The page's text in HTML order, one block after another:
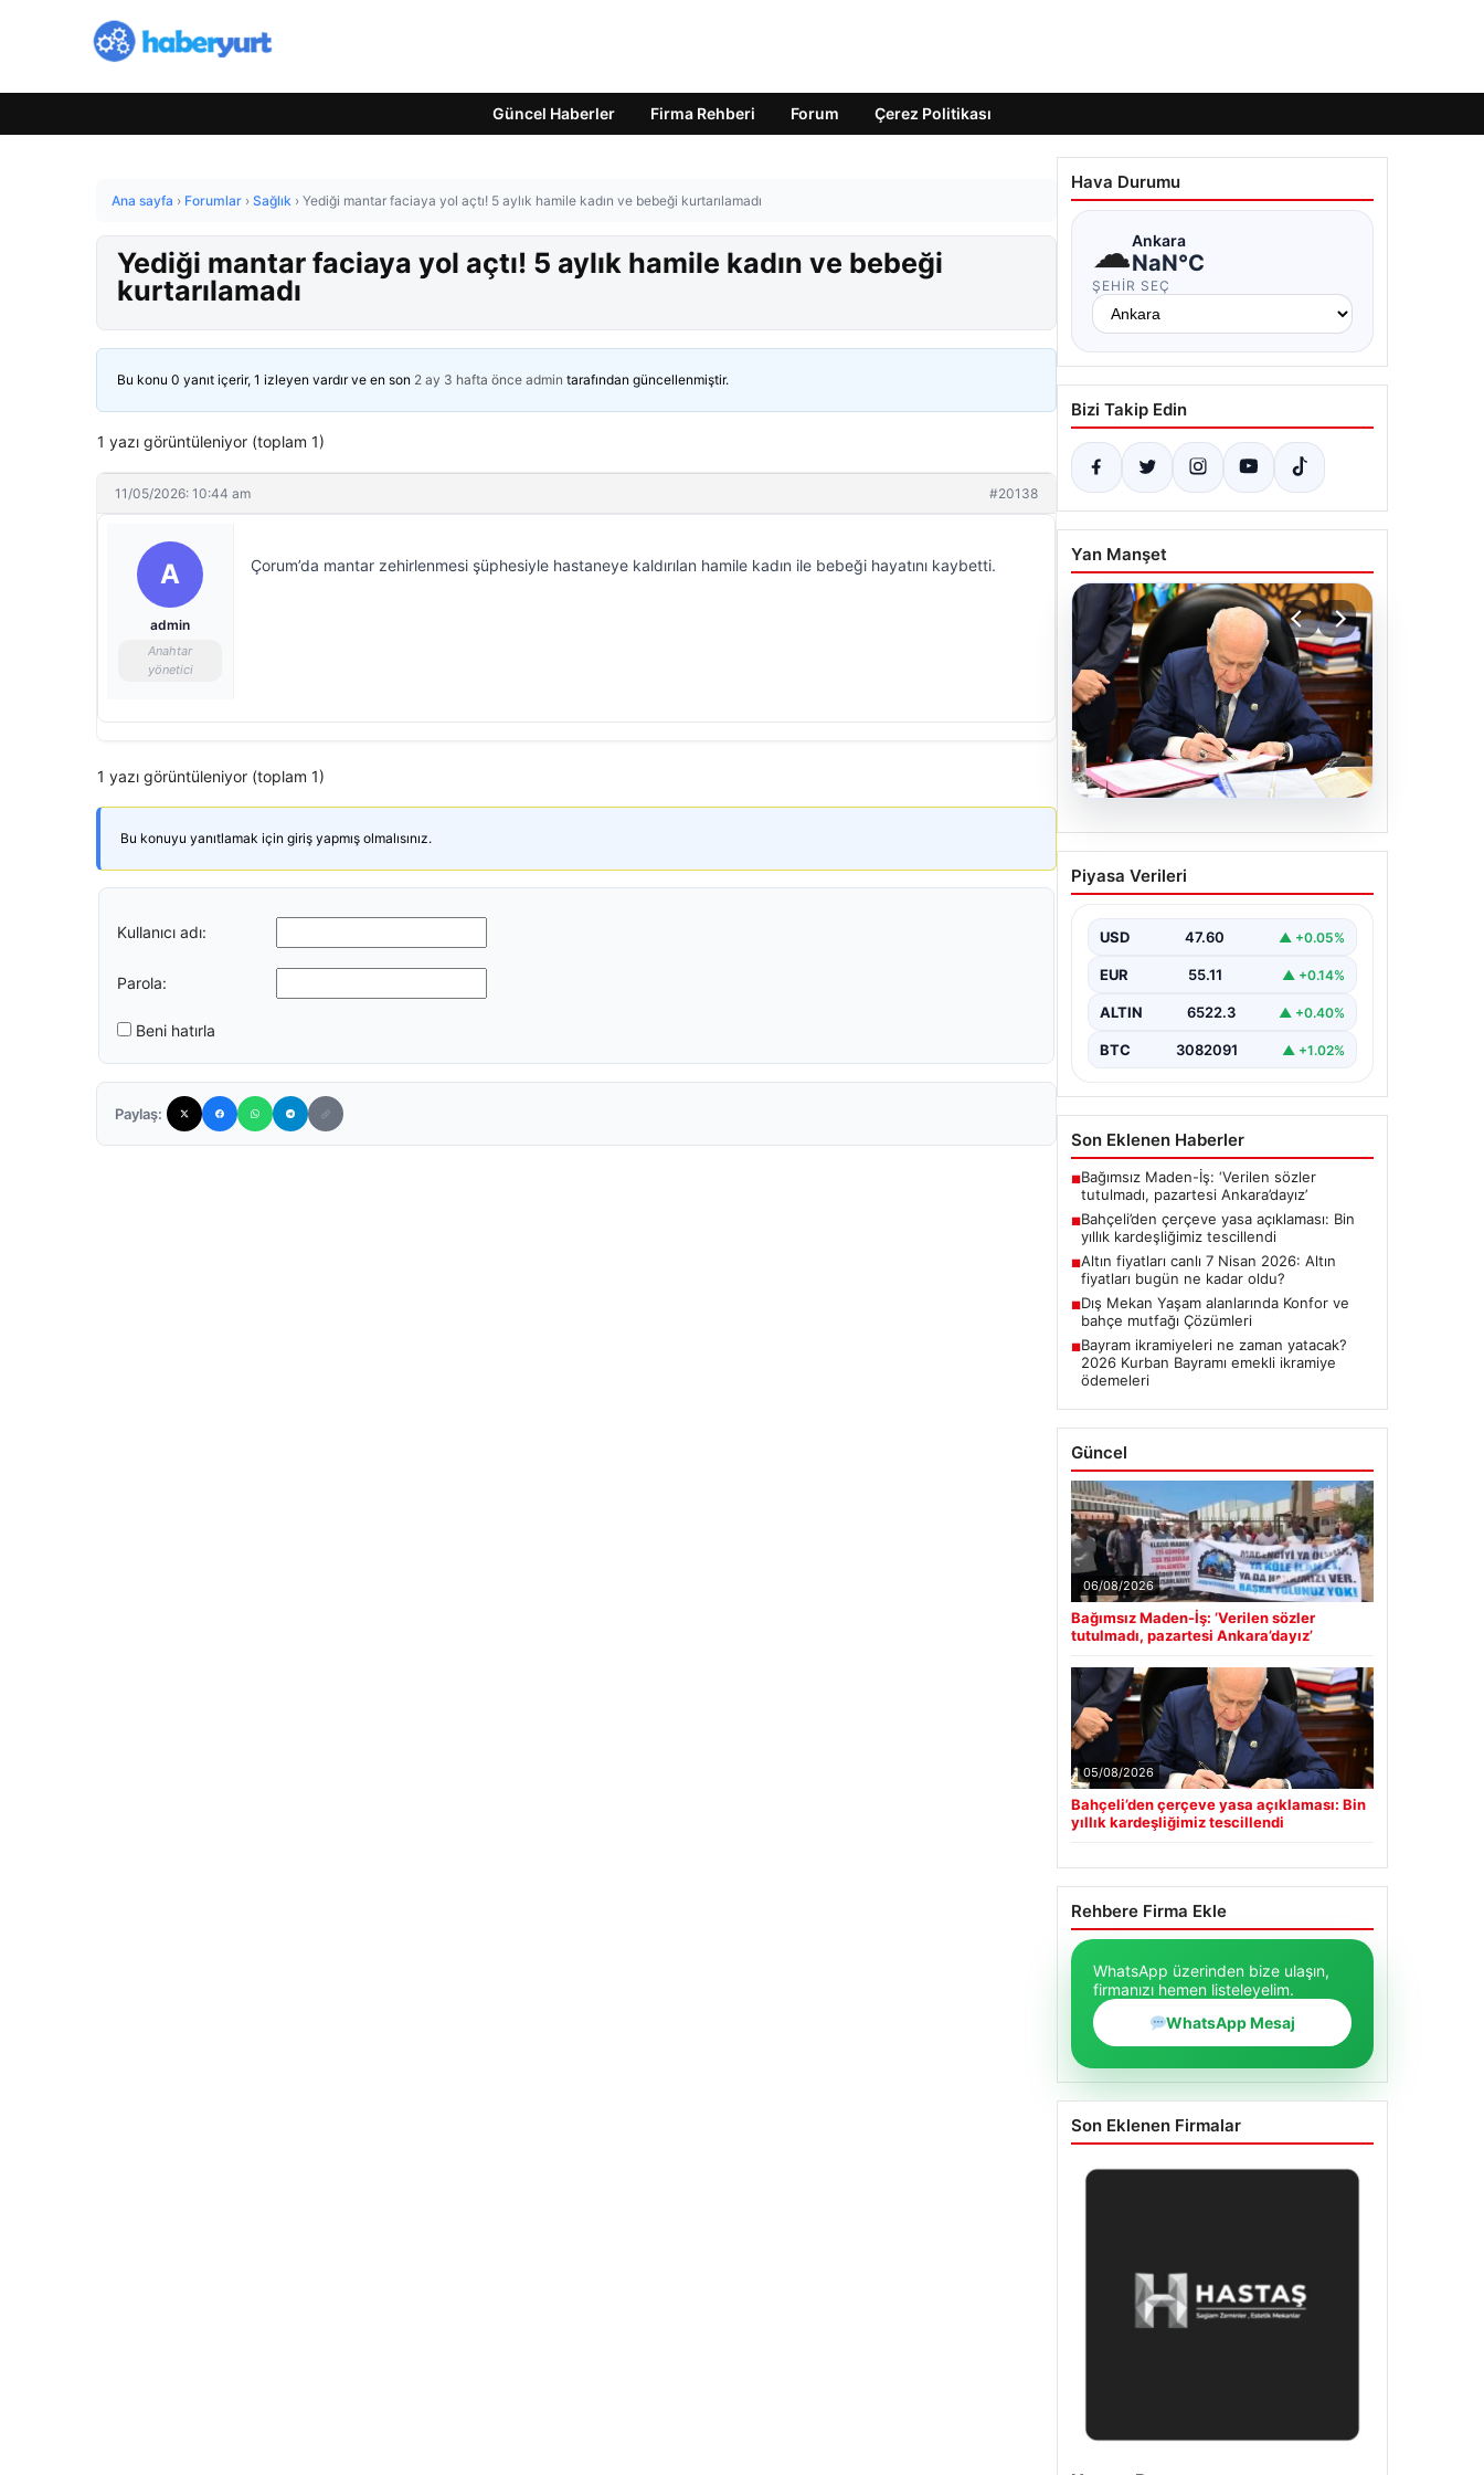
Güncel Haberler Firma Rehberi Forum Çerez Politikası
Ana sayfa › Forumlar › Sağlık › Yediği mantar faciaya yol açtı! 5 aylık hamile kadın ve bebeği kurtarılamadı
Yediği mantar faciaya yol açtı! 5 aylık hamile kadın ve bebeği
kurtarılamadı
Bu konu 0 yanıt içerir, 1 izleyen vardır ve en son 2 ay 3 hafta önce admin tarafından güncellenmiştir.
1 yazı görüntüleniyor (toplam 1)
11/05/2026: 10:44 am #20138
A
admin
Anahtar
yönetici
Çorum’da mantar zehirlenmesi şüphesiyle hastaneye kaldırılan hamile kadın ile bebeği hayatını kaybetti.
1 yazı görüntüleniyor (toplam 1)
Bu konuyu yanıtlamak için giriş yapmış olmalısınız.
Kullanıcı adı:
Parola:
Beni hatırla
Paylaş:
Hava Durumu
☁Ankara
NaN°C
ŞEHIR SEÇ
Bizi Takip Edin
Yan Manşet
05.08.2026
Bahçeli’den çerçeve yasa
açıklaması: Bin yıllık
Piyasa Verileri
USD 47.60 ▲ +0.05%
EUR 55.11 ▲ +0.14%
ALTIN 6522.3 ▲ +0.40%
BTC 3082091 ▲ +1.02%
Son Eklenen Haberler
■Bağımsız Maden-İş: ‘Verilen sözler
tutulmadı, pazartesi Ankara’dayız’
■Bahçeli’den çerçeve yasa açıklaması: Bin
yıllık kardeşliğimiz tescillendi
■Altın fiyatları canlı 7 Nisan 2026: Altın
fiyatları bugün ne kadar oldu?
■Dış Mekan Yaşam alanlarında Konfor ve
bahçe mutfağı Çözümleri
■Bayram ikramiyeleri ne zaman yatacak?
2026 Kurban Bayramı emekli ikramiye
ödemeleri
Güncel
06/08/2026
Bağımsız Maden-İş: ‘Verilen sözler
tutulmadı, pazartesi Ankara’dayız’
05/08/2026
Bahçeli’den çerçeve yasa açıklaması: Bin
yıllık kardeşliğimiz tescillendi
Rehbere Firma Ekle
WhatsApp üzerinden bize ulaşın,
firmanızı hemen listeleyelim.
WhatsApp Mesaj
Son Eklenen Firmalar